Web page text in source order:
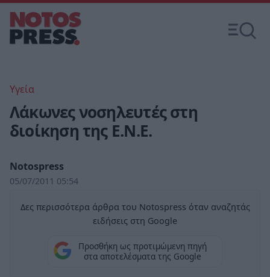
Υγεία
Λάκωνες νοσηλευτές στη
διοίκηση της Ε.Ν.Ε.
Notospress
05/07/2011 05:54
Δες περισσότερα άρθρα του Notospress όταν αναζητάς
ειδήσεις στη Google
Προσθήκη ως προτιμώμενη πηγή
στα αποτελέσματα της Google